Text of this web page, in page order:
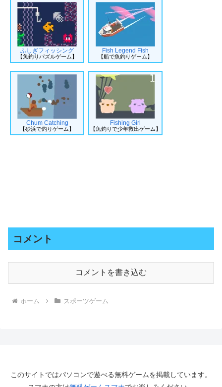
ふしぎフィッシング
【魚釣りパズルゲーム】
Fish Legend Fish
【船で魚釣りゲーム】
Chum Catching
【砂浜で釣りゲーム】
Fishing Girl
【魚釣りで少年救出ゲーム】
コメント
コメントを書き込む
ホーム スポーツゲーム
このサイトではパソコンで遊べる無料ゲームを掲載しています。